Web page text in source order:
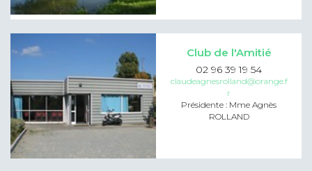
Club de l'Amitié
02 96 39 19 54
claudeagnesrolland@orange.f
r
Présidente : Mme Agnès
ROLLAND